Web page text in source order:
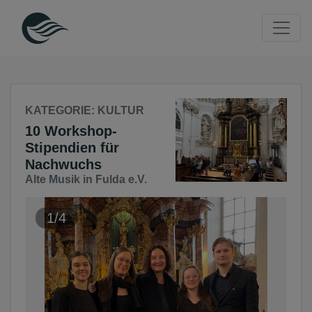
Seite
Klicken Sie, um die Navigation zu überspringen und zum
KATEGORIE: KULTUR
10 Workshop-
Stipendien für
Nachwuchs
Alte Musik in Fulda e.V.
1/4